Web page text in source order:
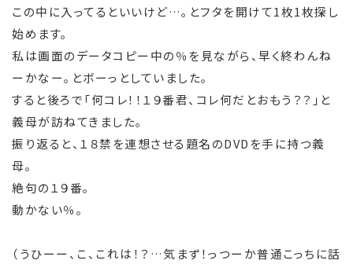
この中に入ってるといいけど…。とフタを開けて1枚1枚探し
始めます。
私は画面のデータコピー中の％を見ながら、早く終わんね
ーかなー。とボーっとしていました。
すると後ろで「何コレ！！１９番君、コレ何だとおもう？？」と
義母が訪ねてきました。
振り返ると、１８禁を連想させる題名のDVDを手に持つ義
母。
絶句の１９番。
動かない％。
（うひーー、こ、これは！？…気まず！っつーか普通こっちに話